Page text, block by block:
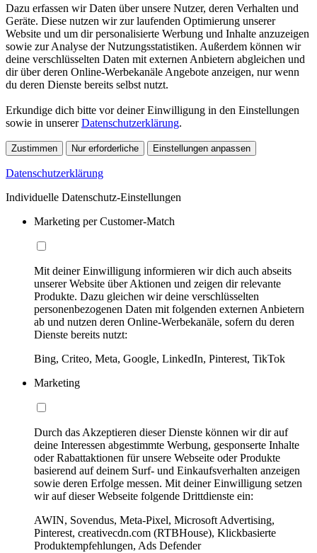
Dazu erfassen wir Daten über unsere Nutzer, deren Verhalten und
Geräte. Diese nutzen wir zur laufenden Optimierung unserer
Website und um dir personalisierte Werbung und Inhalte anzuzeigen
sowie zur Analyse der Nutzungsstatistiken. Außerdem können wir
deine verschlüsselten Daten mit externen Anbietern abgleichen und
dir über deren Online-Werbekanäle Angebote anzeigen, nur wenn
du deren Dienste bereits selbst nutzt.
Erkundige dich bitte vor deiner Einwilligung in den Einstellungen
sowie in unsererDatenschutzerklärung.
Zustimmen Nur erforderliche Einstellungen anpassen
Datenschutzerklärung
Individuelle Datenschutz-Einstellungen
Marketing per Customer-Match
Mit deiner Einwilligung informieren wir dich auch abseits
unserer Website über Aktionen und zeigen dir relevante
Produkte. Dazu gleichen wir deine verschlüsselten
personenbezogenen Daten mit folgenden externen Anbietern
ab und nutzen deren Online-Werbekanäle, sofern du deren
Dienste bereits nutzt:
Bing, Criteo, Meta, Google, LinkedIn, Pinterest, TikTok
Marketing
Durch das Akzeptieren dieser Dienste können wir dir auf
deine Interessen abgestimmte Werbung, gesponserte Inhalte
oder Rabattaktionen für unsere Webseite oder Produkte
basierend auf deinem Surf- und Einkaufsverhalten anzeigen
sowie deren Erfolge messen. Mit deiner Einwilligung setzen
wir auf dieser Webseite folgende Drittdienste ein:
AWIN, Sovendus, Meta-Pixel, Microsoft Advertising,
Pinterest, creativecdn.com (RTBHouse), Klickbasierte
Produktempfehlungen, Ads Defender